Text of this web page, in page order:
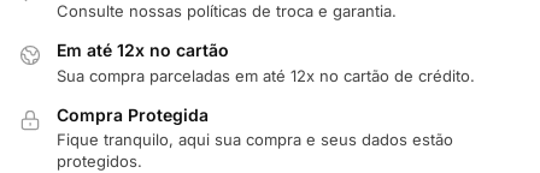
Consulte nossas políticas de troca e garantia.
Em até 12x no cartão
Sua compra parceladas em até 12x no cartão de crédito.
Compra Protegida
Fique tranquilo, aqui sua compra e seus dados estão
protegidos.